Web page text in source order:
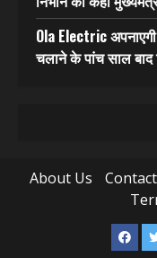
Ola Electric
चलाने के पांच साल
About Us